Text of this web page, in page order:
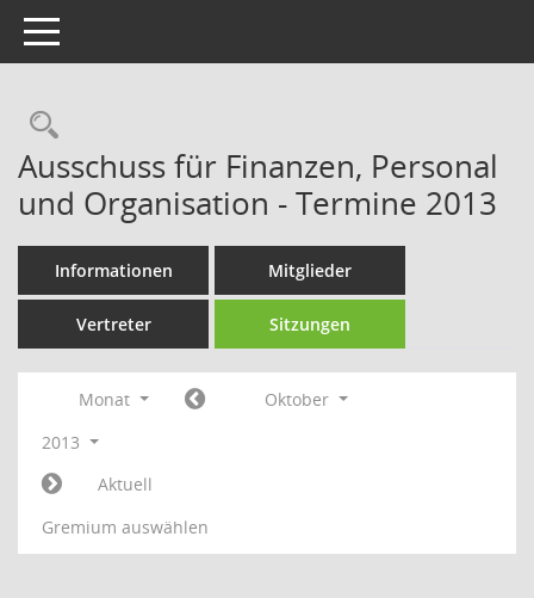
Toggle navigation
Rechercheauswahl
Ausschuss für Finanzen, Personal
und Organisation - Termine 2013
Informationen Mitglieder
Vertreter Sitzungen
Monat
Oktober
2013
Aktuell
Gremium auswählen